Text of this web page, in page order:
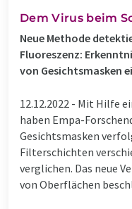
Dem Virus beim
Neue Methode
Fluoreszenz:
von Gesichtsmasken
12.12.2022 - Mit Hilfe
haben Empa-
Gesichtsmasken
Filterschichten
verglichen. Das neue
von Oberflächen